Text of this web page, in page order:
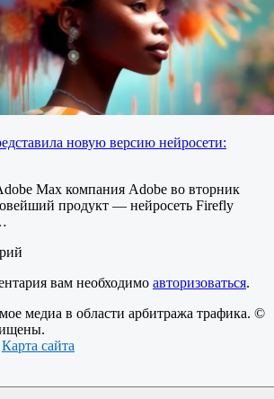
новую версию нейросети:
Max компания Adobe во вторник
продукт — нейросеть Firefly
вам необходимо авторизоваться.
медиа в области арбитража трафика. ©
Карта сайта